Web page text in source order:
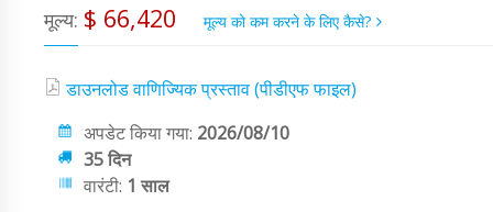
मूल्य: $ 66,420 मूल्य को कम करने के लिए कैसे?
डाउनलोड वाणिज्यिक प्रस्ताव (पीडीएफ फाइल)
अपडेट किया गया: 2026/08/10
35 दिन
वारंटी: 1 साल